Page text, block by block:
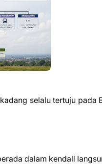
selalu tertuju pada
dalam kendali